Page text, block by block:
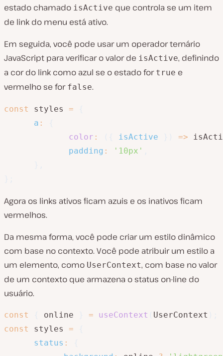
estado chamado isActive que controla se um item
de link do menu está ativo.
Em seguida, você pode usar um operador ternário
JavaScript para verificar o valor de isActive, definindo
a cor do link como azul se o estado for true e
vermelho se for false.
const styles =
a :
color : isActive =>
padding : '10px'
Agora os links ativos ficam azuis e os inativos ficam
vermelhos.
Da mesma forma, você pode criar um estilo dinâmico
com base no contexto. Você pode atribuir um estilo a
um elemento, como UserContext, com base no valor
de um contexto que armazena o status on-line do
usuário.
const online = useContext UserContext
const
styles =
status :